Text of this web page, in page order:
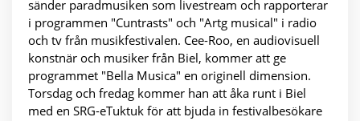
sänder paradmusiken som livestream och rapporterar
i programmen "Cuntrasts" och "Artg musical" i radio
och tv från musikfestivalen. Cee-Roo, en audiovisuell
konstnär och musiker från Biel, kommer att ge
programmet "Bella Musica" en originell dimension.
Torsdag och fredag kommer han att åka runt i Biel
med en SRG-eTuktuk för att bjuda in festivalbesökare